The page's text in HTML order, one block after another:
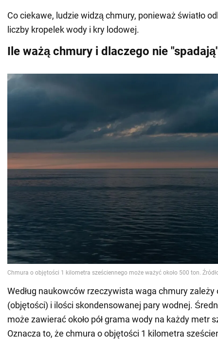
Co ciekawe, ludzie widzą chmury, ponieważ światło
liczby kropelek wody i kry lodowej.
Ile ważą chmury i dlaczego nie
Według naukowców rzeczywista waga chmury zależy
(objętości) i ilości skondensowanej pary wodnej.
może zawierać około pół grama wody na każdy metr
Oznacza to, że chmura o objętości 1 kilometra